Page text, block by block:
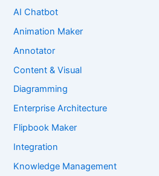
AI Chatbot
Animation Maker
Annotator
Content & Visual
Diagramming
Enterprise Architecture
Flipbook Maker
Integration
Knowledge Management